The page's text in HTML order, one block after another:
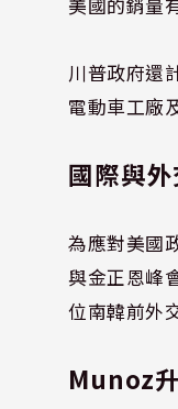
川普政府還
電動車工廠
國際與
為應對美國
與金正恩峰
位南韓前外
Munoz